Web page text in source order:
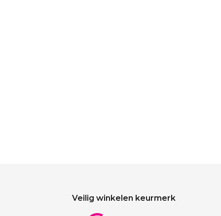
Veilig winkelen keurmerk